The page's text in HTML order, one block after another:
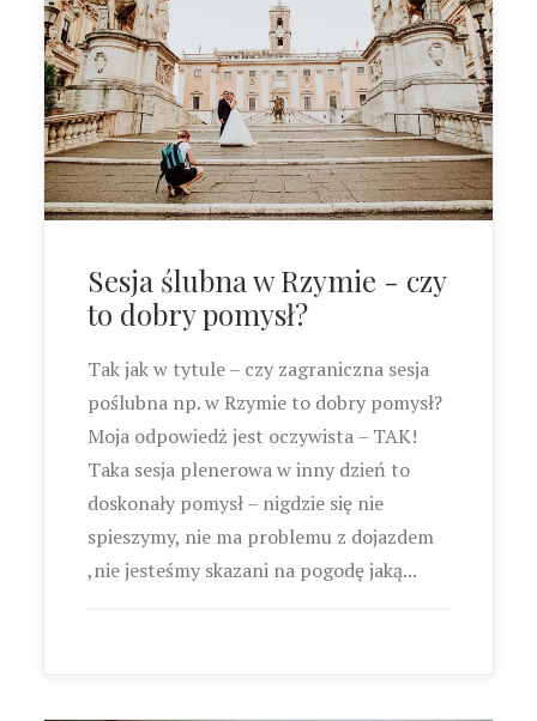
Sesja ślubna w Rzymie - czy
to dobry pomysł?
Tak jak w tytule – czy zagraniczna sesja
poślubna np. w Rzymie to dobry pomysł?
Moja odpowiedż jest oczywista – TAK!
Taka sesja plenerowa w inny dzień to
doskonały pomysł – nigdzie się nie
spieszymy, nie ma problemu z dojazdem
,nie jesteśmy skazani na pogodę jaką...